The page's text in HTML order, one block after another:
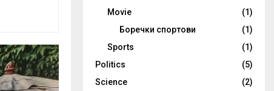
Movie
(1)
Боречки спортови
(1)
Sports
(1)
Politics
(5)
Science
(2)